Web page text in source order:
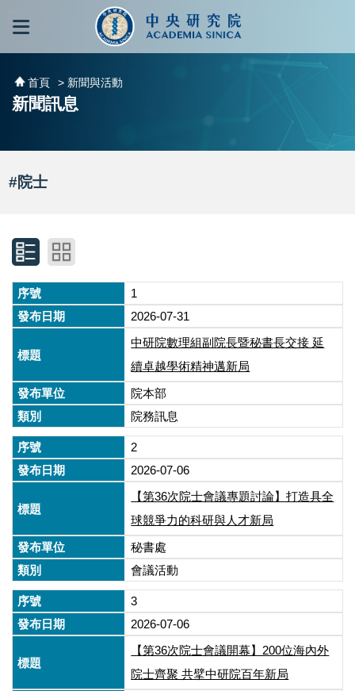
跳到主要內容區塊
首頁 > 新聞與活動
新聞訊息
#院士
1
2026-07-31
中研院數理組副院長暨秘書長交接 延
續卓越學術精神邁新局
院本部
院務訊息
2
2026-07-06
【第36次院士會議專題討論】打造具全
球競爭力的科研與人才新局
秘書處
會議活動
3
2026-07-06
【第36次院士會議開幕】200位海內外
院士齊聚 共擘中研院百年新局